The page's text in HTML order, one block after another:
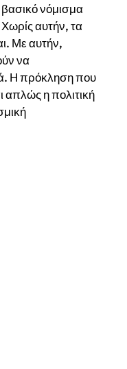
νόμισμα
Χωρίς αυτήν, τα
Με αυτήν,
να
Η πρόκληση που
απλώς η πολιτική